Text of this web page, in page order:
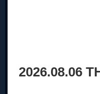
2026.08.06